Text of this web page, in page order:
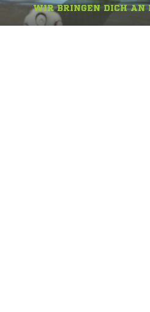
WIR BRINGEN DICH AN